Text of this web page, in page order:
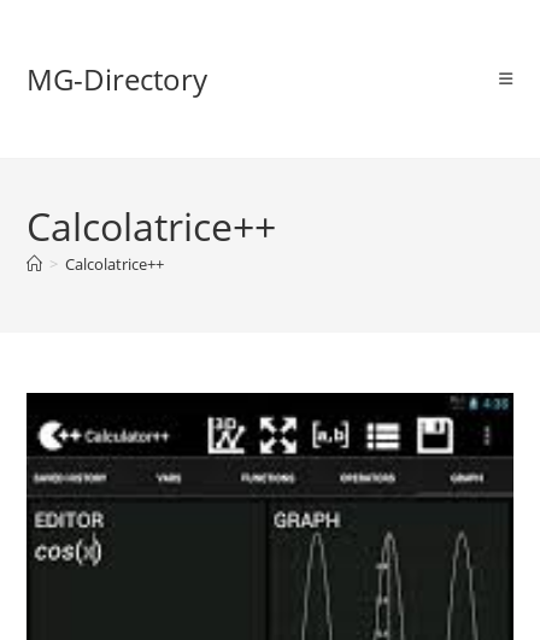
MG-Directory
Calcolatrice++
> Calcolatrice++